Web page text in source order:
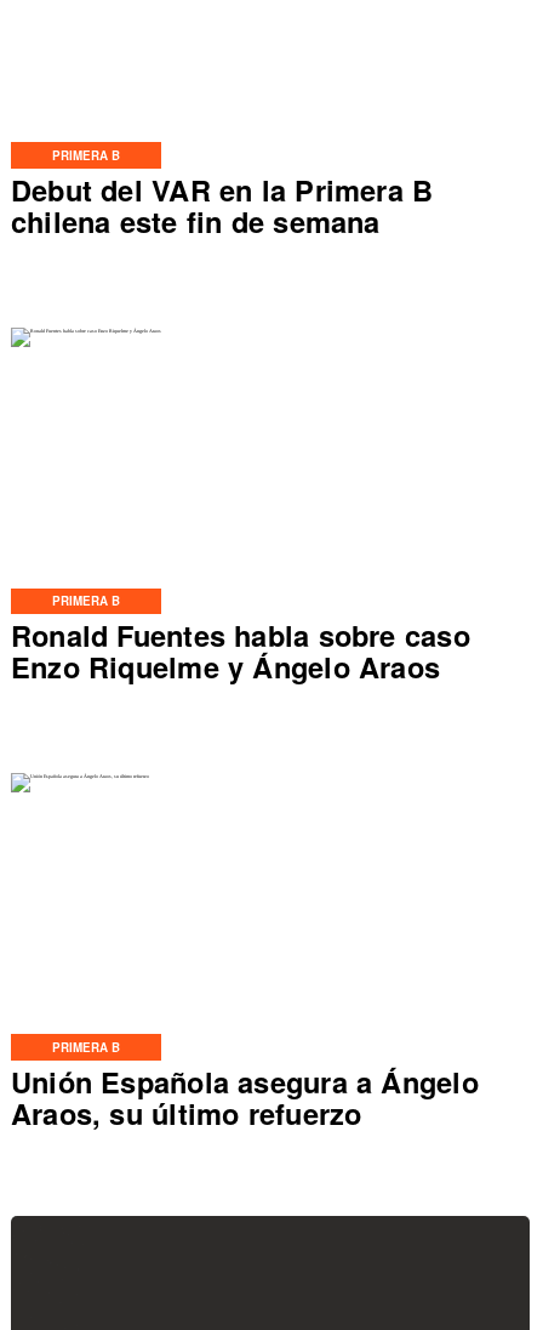
PRIMERA B
Debut del VAR en la Primera B
chilena este fin de semana
PRIMERA B
Ronald Fuentes habla sobre caso
Enzo Riquelme y Ángelo Araos
PRIMERA B
Unión Española asegura a Ángelo
Araos, su último refuerzo